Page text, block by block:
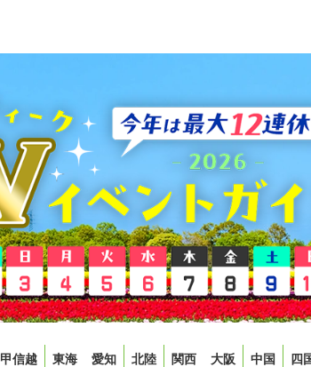
甲信越 東海 愛知 北陸 関西 大阪 中国 四